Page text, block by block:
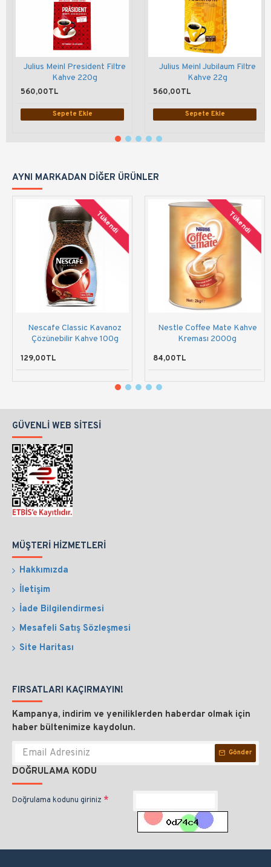
Julius Meinl President Filtre
Kahve 220g
560,00TL
Sepete Ekle
Julius Meinl Jubilaum Filtre
Kahve 22g
560,00TL
Sepete Ekle
AYNI MARKADAN DIĞER ÜRÜNLER
Tükendi
Nescafe Classic Kavanoz
Çözünebilir Kahve 100g
129,00TL
Tükendi
Nestle Coffee Mate Kahve
Kreması 2000g
84,00TL
GÜVENLI WEB SITESI
MÜŞTERI HIZMETLERI
Hakkımızda
İletişim
İade Bilgilendirmesi
Mesafeli Satış Sözleşmesi
Site Haritası
FIRSATLARI KAÇIRMAYIN!
Kampanya, indirim ve yeniliklerden haberdar olmak için
haber bültenimize kaydolun.
Gönder
DOĞRULAMA KODU
Doğrulama kodunu giriniz